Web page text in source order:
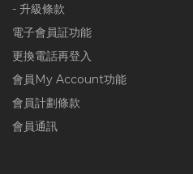
- 升級條款
電子會員証功能
更換電話再登入
會員My Account功能
會員計劃條款
會員通訊